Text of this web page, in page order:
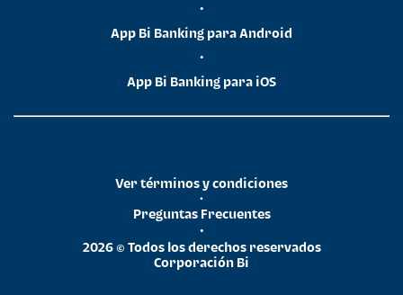
•
App Bi Banking para Android
•
App Bi Banking para iOS
2026 © Todos los derechos reservados
Corporación Bi
•
Preguntas Frecuentes
•
Ver términos y condiciones